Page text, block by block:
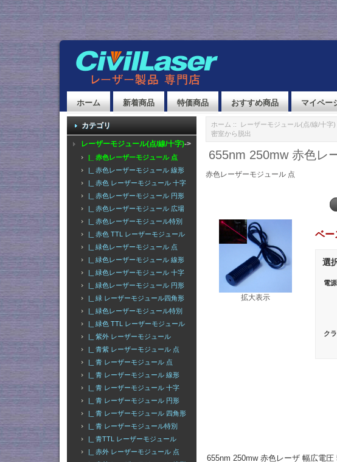
ホーム 新着商品 特価商品 おすすめ商品 マイペー
カテゴリ
レーザーモジュール(点/線/十字)->
|_ 赤色レーザーモジュール 点
|_ 赤色レーザーモジュール 線形
|_ 赤色 レーザーモジュール 十字
|_ 赤色レーザーモジュール 円形
|_ 赤色レーザーモジュール 広場
|_ 赤色レーザーモジュール特別
|_ 赤色 TTL レーザーモジュール
|_ 緑色レーザーモジュール 点
|_ 緑色レーザーモジュール 線形
|_ 緑色レーザーモジュール 十字
|_ 緑色レーザーモジュール 円形
|_ 緑 レーザーモジュール四角形
|_ 緑色レーザーモジュール特別
|_ 緑色 TTL レーザーモジュール
|_ 紫外 レーザーモジュール
|_ 青紫 レーザーモジュール 点
|_ 青 レーザーモジュール 点
|_ 青 レーザーモジュール 線形
|_ 青 レーザーモジュール 十字
|_ 青 レーザーモジュール 円形
|_ 青 レーザーモジュール 四角形
|_ 青 レーザーモジュール特別
|_ 青TTL レーザーモジュール
|_ 赤外 レーザーモジュール 点
ホーム :: レーザーモジュール(点/線/十字)
密室から脱出
655nm 250mw 赤色レ
赤色レーザーモジュール 点
拡大表示
ベー
選
電源
ク
655nm 250mw 赤色レーザ 幅広電